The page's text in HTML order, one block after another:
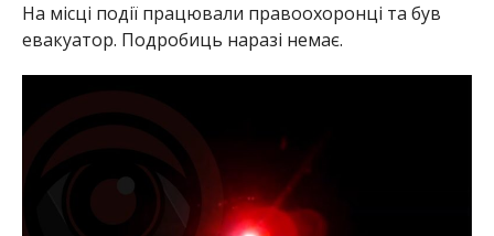
На місці події працювали правоохоронці та був
евакуатор. Подробиць наразі немає.